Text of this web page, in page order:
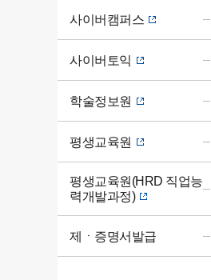
사이버캠퍼스
사이버토익
학술정보원
평생교육원
평생교육원(HRD 직업능
력개발과정)
제ㆍ증명서발급